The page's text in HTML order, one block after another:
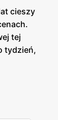
cieszy
tej
tydzień,